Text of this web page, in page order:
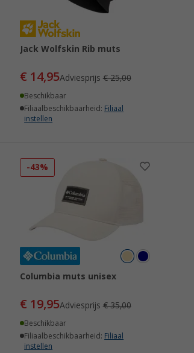
Jack Wolfskin Rib muts
€ 14,95Adviesprijs€ 25,00
Beschikbaar
Filiaalbeschikbaarheid: Filiaal
instellen
-43%
Columbia muts unisex
€ 19,95Adviesprijs€ 35,00
Beschikbaar
Filiaalbeschikbaarheid: Filiaal
instellen